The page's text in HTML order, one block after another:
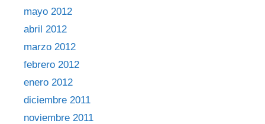
mayo 2012
abril 2012
marzo 2012
febrero 2012
enero 2012
diciembre 2011
noviembre 2011